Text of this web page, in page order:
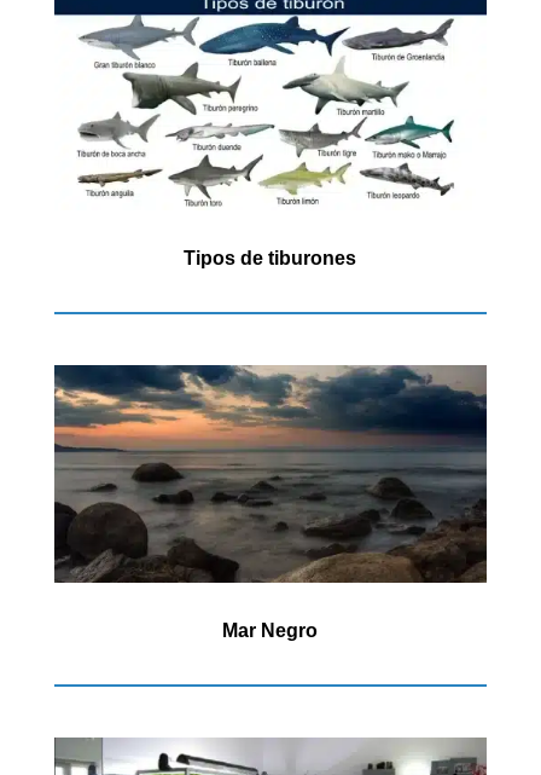
Tipos de tiburones
Mar Negro